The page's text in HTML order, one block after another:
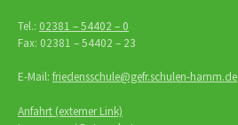
Tel.: 02381 – 54402 – 0
Fax: 02381 – 54402 – 23
E-Mail: friedensschule@gefr.schulen-hamm.de
Anfahrt (externer Link)